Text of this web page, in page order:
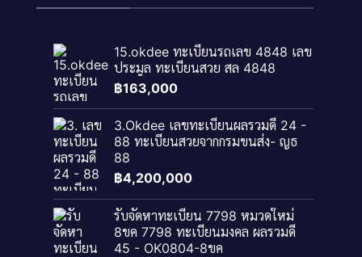
15.okdee ทะเบียนรถเลข 4848 เลข
ประมูล ทะเบียนสวย สล 4848
฿163,000
3.Okdee เลขทะเบียนผลรวมดี 24 -
88 ทะเบียนสวยจากกรมขนส่ง- ญธ
88
฿4,200,000
รับจัดหาทะเบียน 7798 หมวดใหม่
8ขค 7798 ทะเบียนมงคล ผลรวมดี
45 - OK0804-8ขค